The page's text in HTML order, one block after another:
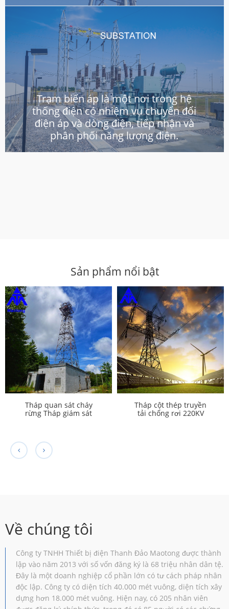
Trạm biến áp là một nơi trong hệ
thống điện có nhiệm vụ chuyển đổi
điện áp và dòng điện, tiếp nhận và
phân phối năng lượng điện.
Sản phẩm nổi bật
Tháp quan sát cháy
rừng Tháp giám sát
Tháp cột thép truyền
tải chống rơi 220KV
Về chúng tôi
Công ty TNHH Thiết bị điện Thanh Đảo Maotong được thành
lập vào năm 2013 với số vốn đăng ký là 68 triệu nhân dân tệ.
Đây là một doanh nghiệp cổ phần lớn có tư cách pháp nhân
độc lập. Công ty có diện tích 40.000 mét vuông, diện tích xây
dựng hơn 18.000 mét vuông. Hiện nay, có 205 nhân viên